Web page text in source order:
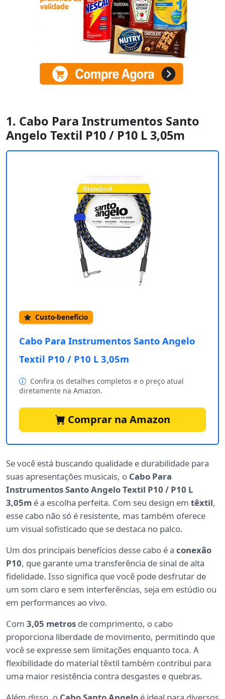
1. Cabo Para Instrumentos Santo
Angelo Textil P10 / P10 L 3,05m
Custo-benefício
Cabo Para Instrumentos Santo Angelo
Textil P10 / P10 L 3,05m
Confira os detalhes completos e o preço atual
diretamente na Amazon.
Comprar na Amazon
Se você está buscando qualidade e durabilidade para
suas apresentações musicais, o Cabo Para
Instrumentos Santo Angelo Textil P10 / P10 L
3,05m é a escolha perfeita. Com seu design em têxtil,
esse cabo não só é resistente, mas também oferece
um visual sofisticado que se destaca no palco.
Um dos principais benefícios desse cabo é a conexão
P10, que garante uma transferência de sinal de alta
fidelidade. Isso significa que você pode desfrutar de
um som claro e sem interferências, seja em estúdio ou
em performances ao vivo.
Com 3,05 metros de comprimento, o cabo
proporciona liberdade de movimento, permitindo que
você se expresse sem limitações enquanto toca. A
flexibilidade do material têxtil também contribui para
uma maior resistência contra desgastes e quebras.